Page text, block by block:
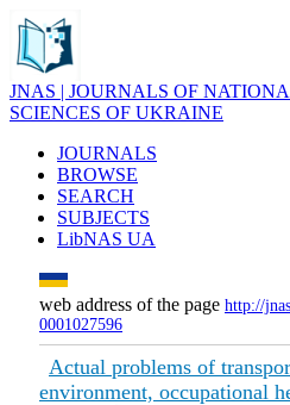
JNAS | JOURNALS OF
SCIENCES OF UKRAINE
JOURNALS
BROWSE
SEARCH
SUBJECTS
LibNAS UA
web address of the page http://
0001027596
Actual problems of
environment, occupational